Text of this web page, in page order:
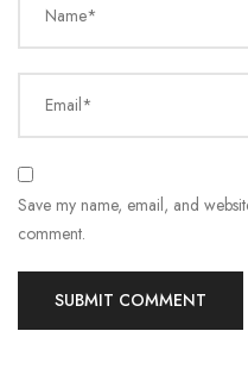
Name*
Email*
Save my name, email, and
comment.